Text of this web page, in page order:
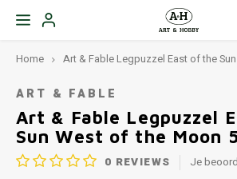
Home Art & Fable Legpuzzel East of the Sun
ART & FABLE
Art & Fable Legpuzzel
Sun West of the Moon
0 REVIEWS Je